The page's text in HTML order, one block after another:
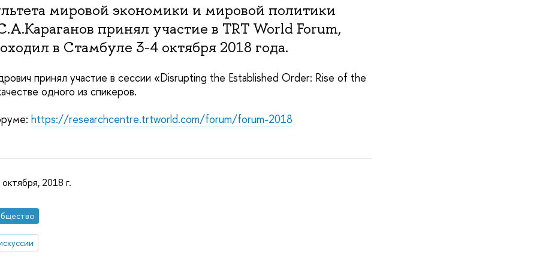
мировой экономики и мировой политики
принял участие в TRT World Forum,
в Стамбуле 3-4 октября 2018 года.
принял участие в сессии «Disrupting the Established Order: Rise of the
одного из спикеров.
https://researchcentre.trtworld.com/forum/forum-2018
2018 г.